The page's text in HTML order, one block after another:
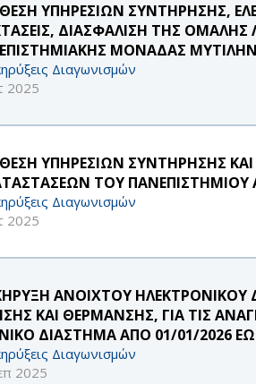
ΥΠΗΡΕΣΙΩΝ ΣΥΝΤΗΡΗΣΗΣ,
ΔΙΑΣΦΑΛΙΣΗ ΤΗΣ
ΜΟΝΑΔΑΣ
Διαγωνισμών
2025
ΥΠΗΡΕΣΙΩΝ ΣΥΝΤΗΡΗΣΗΣ
ΤΟΥ ΠΑΝΕΠΙΣΤΗΜΙΟΥ
Διαγωνισμών
2025
ΑΝΟΙΧΤΟΥ
ΚΑΙ ΘΕΡΜΑΝΣΗΣ, ΓΙΑ ΤΙΣ
ΔΙΑΣΤΗΜΑ ΑΠΟ 01/01/2026
Διαγωνισμών
2025